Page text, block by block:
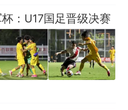
杯：U17国足晋级决赛